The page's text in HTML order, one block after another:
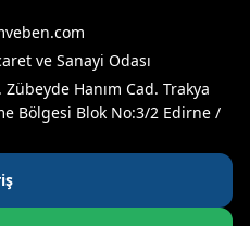
ve Sanayi Odası
Hanım Cad. Trakya
Bölgesi Blok No:3/2 Edirne /